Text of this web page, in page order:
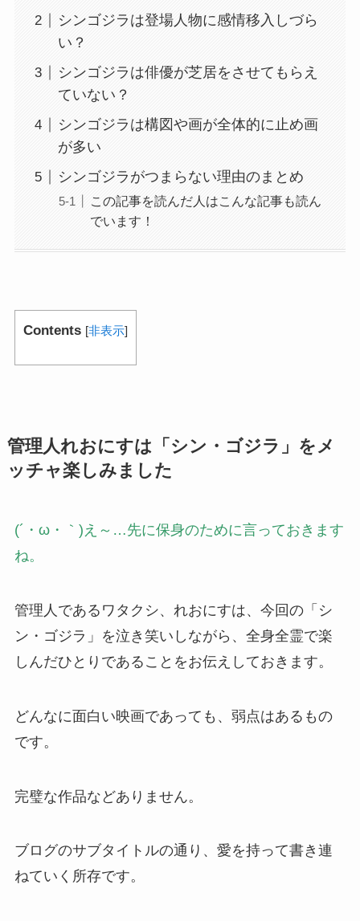
シンゴジラは登場人物に感情移入しづら
い？
シンゴジラは俳優が芝居をさせてもらえ
ていない？
シンゴジラは構図や画が全体的に止め画
が多い
シンゴジラがつまらない理由のまとめ
この記事を読んだ人はこんな記事も読ん
でいます！
Contents [非表示]
管理人れおにすは「シン・ゴジラ」をメ
ッチャ楽しみました
(´・ω・｀)え～…先に保身のために言っておきます
ね。
管理人であるワタクシ、れおにすは、今回の「シ
ン・ゴジラ」を泣き笑いしながら、全身全霊で楽
しんだひとりであることをお伝えしておきます。
どんなに面白い映画であっても、弱点はあるもの
です。
完璧な作品などありません。
ブログのサブタイトルの通り、愛を持って書き連
ねていく所存です。